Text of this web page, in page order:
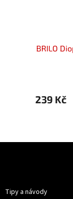
BRILO
239 Kč
Tipy a návody